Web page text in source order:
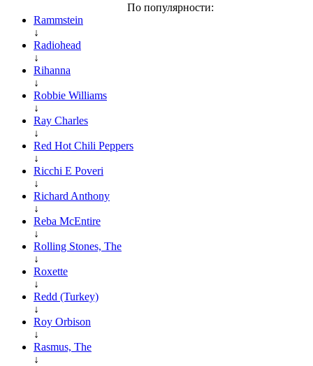
По популярности:
Rammstein
↓
Radiohead
↓
Rihanna
↓
Robbie Williams
↓
Ray Charles
↓
Red Hot Chili Peppers
↓
Ricchi E Poveri
↓
Richard Anthony
↓
Reba McEntire
↓
Rolling Stones, The
↓
Roxette
↓
Redd (Turkey)
↓
Roy Orbison
↓
Rasmus, The
↓